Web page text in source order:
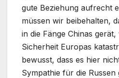
gute Beziehung aufrecht
müssen wir beibehalten,
in die Fänge Chinas
Sicherheit Europas
bewusst, dass es hier
Sympathie für die Russen